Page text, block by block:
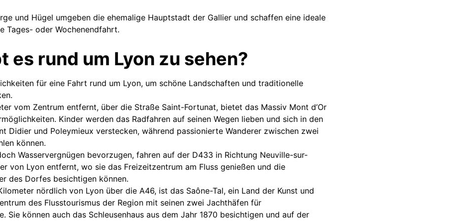
und Hügel umgeben die ehemalige Hauptstadt der Gallier und schaffen eine ideale
Tages- oder Wochenendfahrt.
es rund um Lyon zu sehen?
für eine Fahrt rund um Lyon, um schöne Landschaften und traditionelle
vom Zentrum entfernt, über die Straße Saint-Fortunat, bietet das Massiv Mont d’Or
Kinder werden das Radfahren auf seinen Wegen lieben und sich in den
Didier und Poleymieux verstecken, während passionierte Wanderer zwischen zwei
können.
Wasservergnügen bevorzugen, fahren auf der D433 in Richtung Neuville-sur-
von Lyon entfernt, wo sie das Freizeitzentrum am Fluss genießen und die
des Dorfes besichtigen können.
nördlich von Lyon über die A46, ist das Saône-Tal, ein Land der Kunst und
des Flusstourismus der Region mit seinen zwei Jachthäfen für
Sie können auch das Schleusenhaus aus dem Jahr 1870 besichtigen und auf der